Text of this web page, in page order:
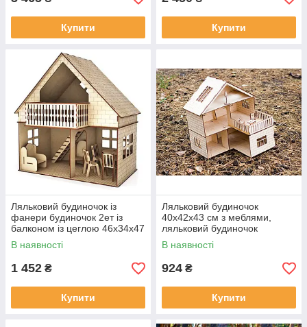
Купити Купити
Ляльковий будиночок із
фанери будиночок 2ет із
балконом із цеглою 46х34х47
см, ляльковий будиночок
В наявності
1 452 ₴
Купити
Ляльковий будиночок
40х42х43 см з меблями,
ляльковий будиночок
В наявності
924 ₴
Купити